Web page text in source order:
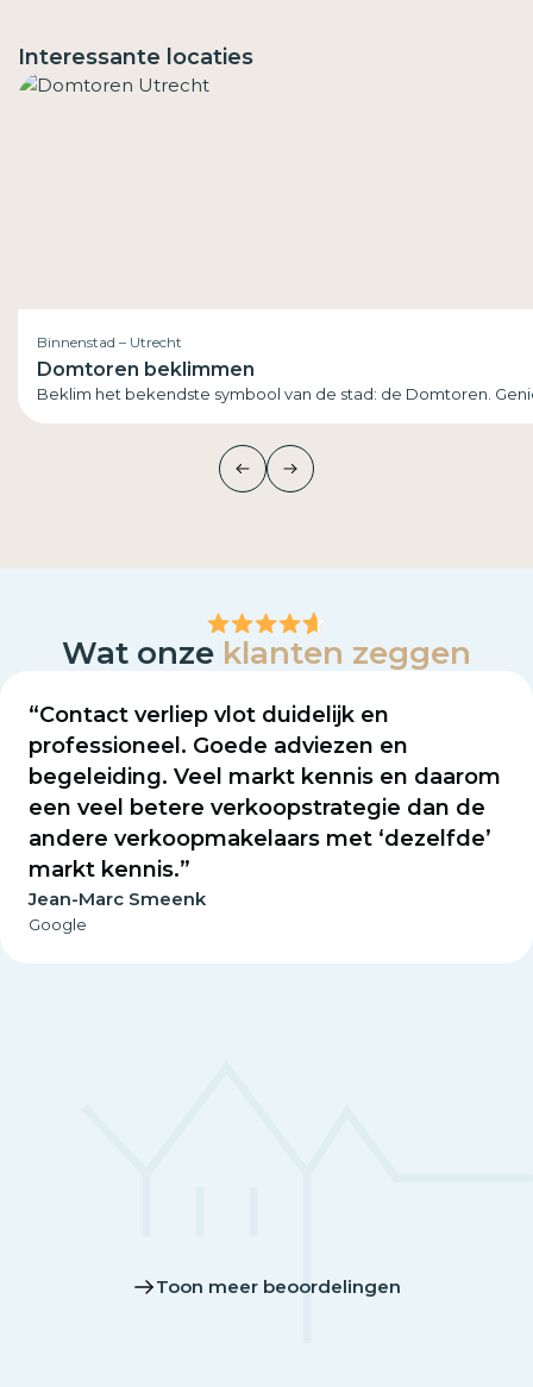
Interessante locaties
Binnenstad – Utrecht
Domtoren beklimmen
Beklim het bekendste symbool van de stad: de Domtoren.
Wat onze klanten zeggen
“Contact verliep vlot duidelijk en
professioneel. Goede adviezen en
begeleiding. Veel markt kennis en daarom
een veel betere verkoopstrategie dan de
andere verkoopmakelaars met ‘dezelfde’
markt kennis.”
Jean-Marc Smeenk
Google
Toon meer beoordelingen